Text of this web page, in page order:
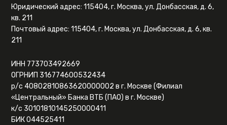
Юридический адрес: 115404, г. Москва, ул. Донбасская, д. 6,
кв. 211
Почтовый адрес: 115404, г. Москва, ул. Донбасская, д. 6, кв.
211
ИНН 773703492669
ОГРНИП 316774600532434
р/с 40802810863620000002 в г. Москве (Филиал
«Центральный» Банка ВТБ (ПАО) в г. Москве)
к/с 30101810145250000411
БИК 044525411